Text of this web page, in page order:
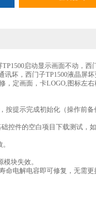
启动显示画面不动，西
讯坏，西门子TP1500液晶屏坏
，定画面，卡LOGO,图标左右
按提示完成初始化（操作前备
控件的空白项目下载测试，
块失效。
命电解电容即可修复，无需更